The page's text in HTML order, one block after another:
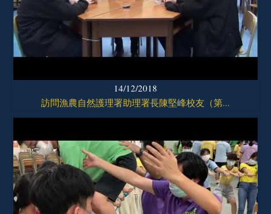
14/12/2018
訪問漁農自然護理署助理署長陳堅峰校友（第...